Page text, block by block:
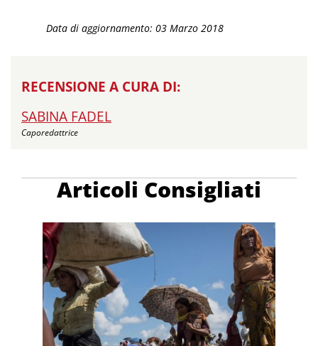
Data di aggiornamento: 03 Marzo 2018
RECENSIONE A CURA DI:
SABINA FADEL
Caporedattrice
Articoli Consigliati